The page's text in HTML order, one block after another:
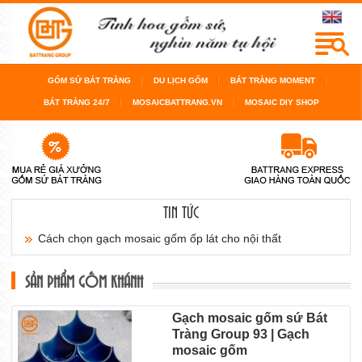
GỐM SỨ BÁT TRÀNG DU LỊCH GỐM BÁT TRÀNG MOMENT
BÁT TRÀNG 24/7 MOSAICBATTRANG.VN MOSAIC DIY SHOP
TIN TỨC
Cách chọn gạch mosaic gốm ốp lát cho nội thất
sàn...
Cách chọn gạch mosaic gốm cho bể bơi, cho
phòng...
SẢN PHẨM GỐM KHÁNH
Gạch mosaic gốm sứ Bát
Tràng Group 93 | Gạch
mosaic gốm